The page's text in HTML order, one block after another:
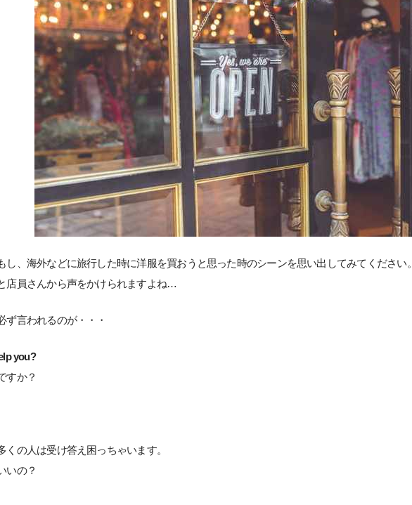
し、海外などに旅行した時に洋服を買おうと思った時のシーンを思い出してみてください。
店員さんから声をかけられますよね…
ず言われるのが・・・
you?
すか？
くの人は受け答え困っちゃいます。
いの？